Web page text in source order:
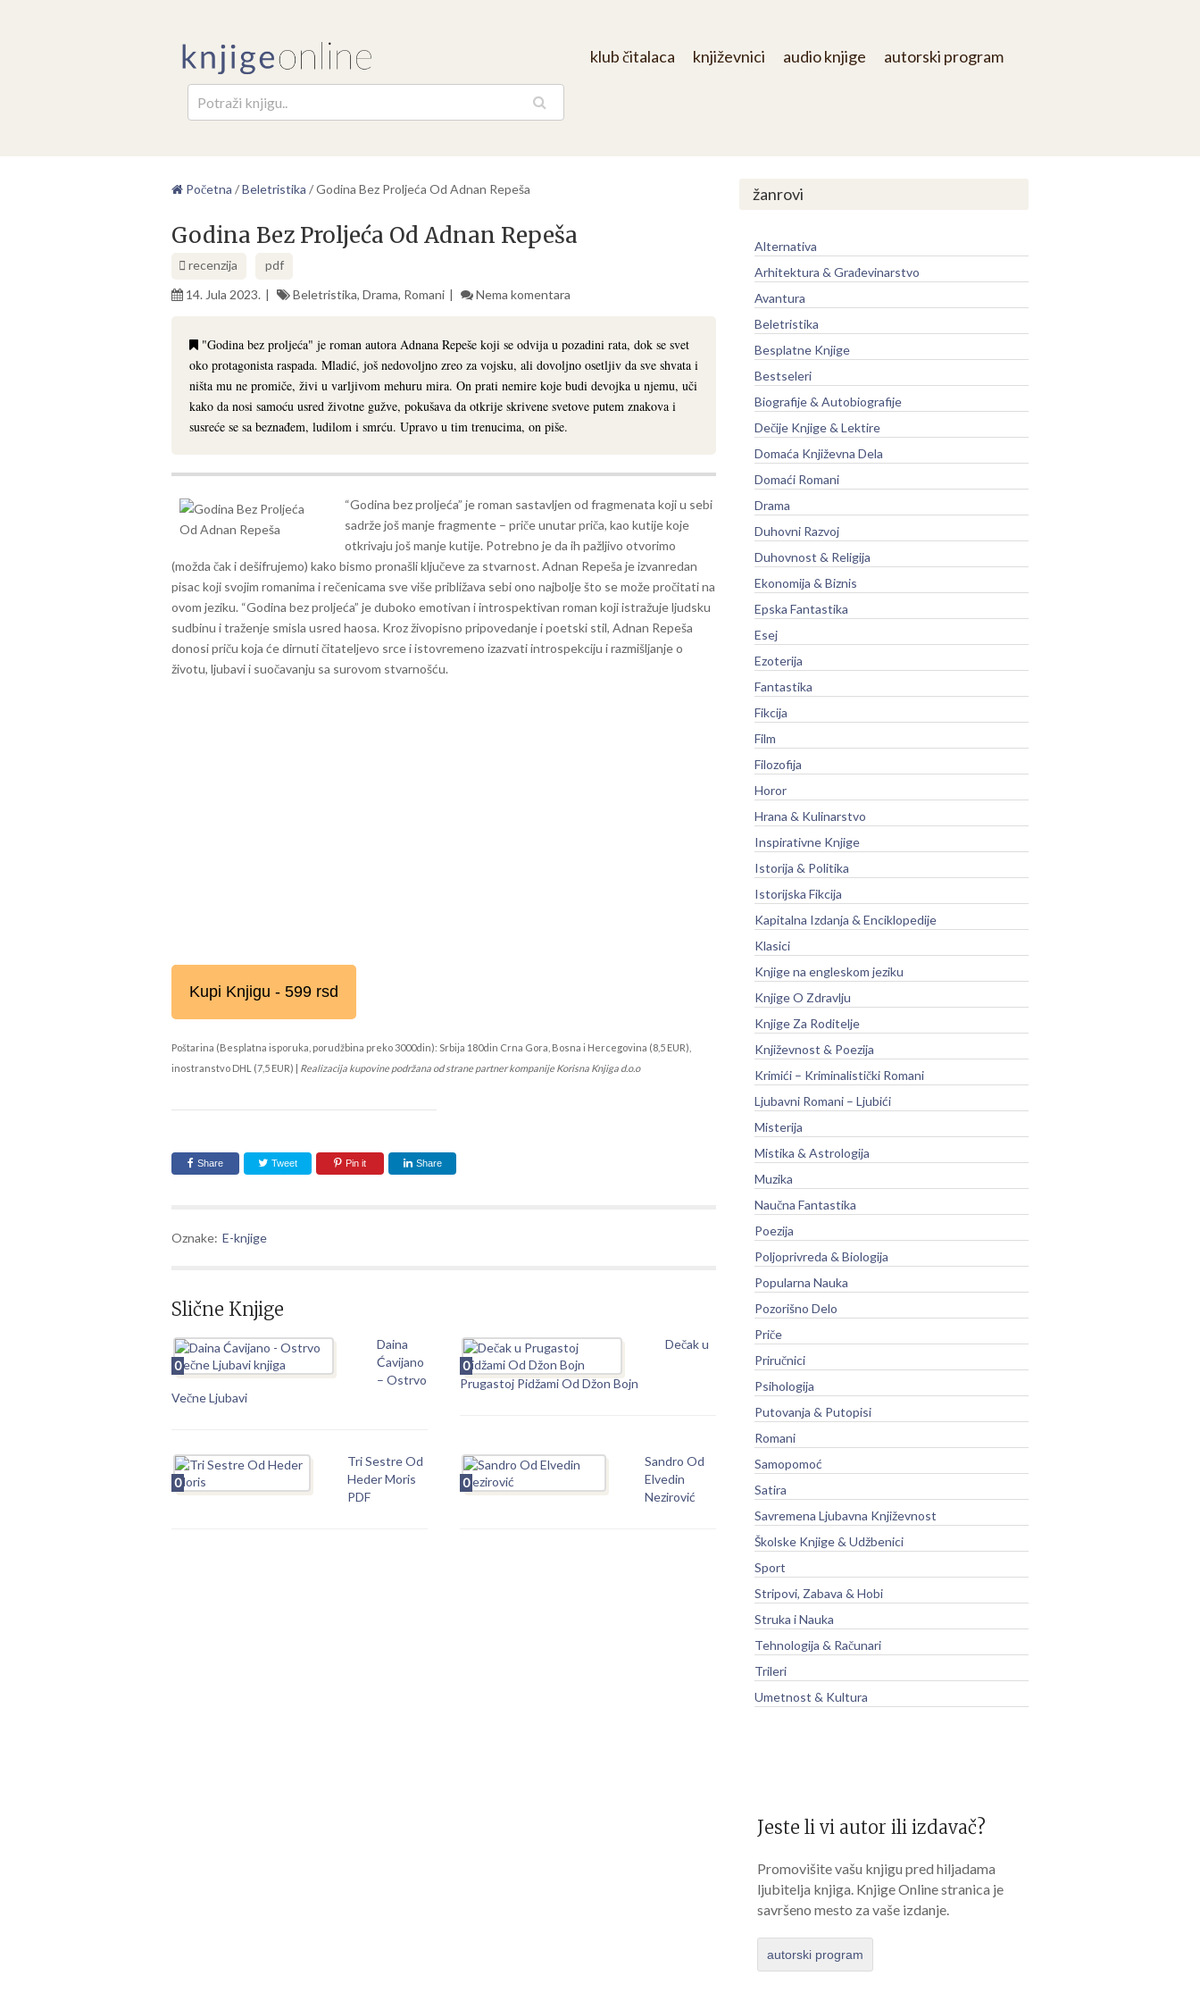
klub čitalaca književnici audio knjige autorski program
Početna /Beletristika /Godina Bez Proljeća Od Adnan Repeša
Godina Bez Proljeća Od Adnan Repeša
recenzija
pdf
14. Jula 2023.
Beletristika, Drama, Romani Nema komentara
"Godina bez proljeća" je roman autora Adnana Repeše koji se odvija u pozadini rata, dok se svet
oko protagonista raspada. Mladić, još nedovoljno zreo za vojsku, ali dovoljno osetljiv da sve shvata i
ništa mu ne promiče, živi u varljivom mehuru mira. On prati nemire koje budi devojka u njemu, uči
kako da nosi samoću usred životne gužve, pokušava da otkrije skrivene svetove putem znakova i
susreće se sa beznađem, ludilom i smrću. Upravo u tim trenucima, on piše.
“Godina bez proljeća” je roman sastavljen od fragmenata koji u sebi
sadrže još manje fragmente – priče unutar priča, kao kutije koje
otkrivaju još manje kutije. Potrebno je da ih pažljivo otvorimo
(možda čak i dešifrujemo) kako bismo pronašli ključeve za stvarnost. Adnan Repeša je izvanredan
pisac koji svojim romanima i rečenicama sve više približava sebi ono najbolje što se može pročitati na
ovom jeziku. “Godina bez proljeća” je duboko emotivan i introspektivan roman koji istražuje ljudsku
sudbinu i traženje smisla usred haosa. Kroz živopisno pripovedanje i poetski stil, Adnan Repeša
donosi priču koja će dirnuti čitateljevo srce i istovremeno izazvati introspekciju i razmišljanje o
životu, ljubavi i suočavanju sa surovom stvarnošću.
Kupi Knjigu - 599 rsd
Poštarina (Besplatna isporuka, porudžbina preko 3000din): Srbija 180din Crna Gora, Bosna i Hercegovina (8,5 EUR),
inostranstvo DHL (7,5 EUR) | Realizacija kupovine podržana od strane partner kompanije Korisna Knjiga d.o.o
Share Tweet Pin it Share
Oznake: E-knjige
Slične Knjige
0
Daina
Ćavijano
– Ostrvo
Večne Ljubavi
0
Dečak u
Prugastoj Pidžami Od Džon Bojn
0
Tri Sestre Od
Heder Moris
PDF
0
Sandro Od
Elvedin
Nezirović
žanrovi
Alternativa
Arhitektura & Građevinarstvo
Avantura
Beletristika
Besplatne Knjige
Bestseleri
Biografije & Autobiografije
Dečije Knjige & Lektire
Domaća Književna Dela
Domaći Romani
Drama
Duhovni Razvoj
Duhovnost & Religija
Ekonomija & Biznis
Epska Fantastika
Esej
Ezoterija
Fantastika
Fikcija
Film
Filozofija
Horor
Hrana & Kulinarstvo
Inspirativne Knjige
Istorija & Politika
Istorijska Fikcija
Kapitalna Izdanja & Enciklopedije
Klasici
Knjige na engleskom jeziku
Knjige O Zdravlju
Knjige Za Roditelje
Književnost & Poezija
Krimići – Kriminalistički Romani
Ljubavni Romani – Ljubići
Misterija
Mistika & Astrologija
Muzika
Naučna Fantastika
Poezija
Poljoprivreda & Biologija
Popularna Nauka
Pozorišno Delo
Priče
Priručnici
Psihologija
Putovanja & Putopisi
Romani
Samopomoć
Satira
Savremena Ljubavna Književnost
Školske Knjige & Udžbenici
Sport
Stripovi, Zabava & Hobi
Struka i Nauka
Tehnologija & Računari
Trileri
Umetnost & Kultura
Jeste li vi autor ili izdavač?
Promovišite vašu knjigu pred hiljadama
ljubitelja knjiga. Knjige Online stranica je
savršeno mesto za vaše izdanje.
autorski program